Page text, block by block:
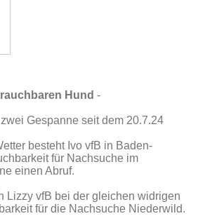
Hund -
Gespanne seit dem 20.7.24
besteht Ivo vfB in Baden-
für Nachsuche im
einen Abruf.
Lizzy vfB bei der gleichen widrigen
für die Nachsuche Niederwild.